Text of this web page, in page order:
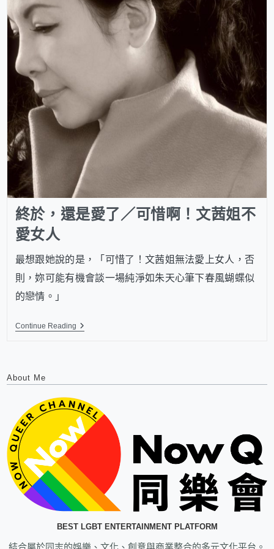
終於，還是愛了／可惜啊！文茜姐不
愛女人
最想跟她說的是，「可惜了！文茜姐無法愛上女人，否
則，妳可能有機會談一場純淨如朱天心筆下春風蝴蝶似
的戀情。」
Continue Reading
About Me
BEST LGBT ENTERTAINMENT PLATFORM
結合屬於同志的娛樂、文化、創意與商業整合的多元文化平台。